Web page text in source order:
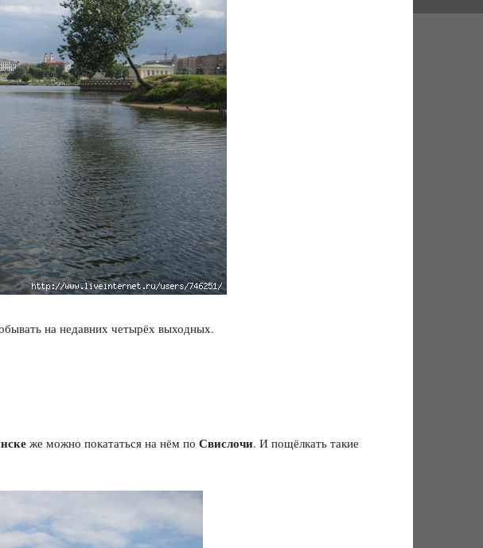
на недавних четырёх выходных.
же можно покататься на нём по Свислочи. И пощёлкать такие